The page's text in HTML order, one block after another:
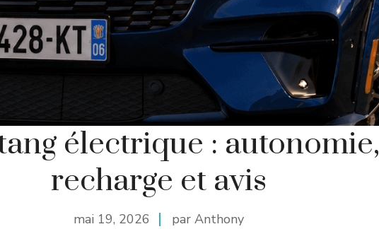
électrique : autonomie,
recharge et avis
mai 19, 2026 par Anthony